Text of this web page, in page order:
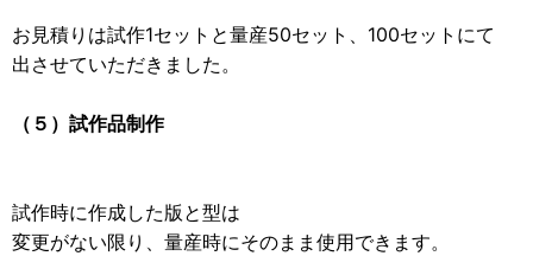
お見積りは試作1セットと量産50セット、100セットにて
出させていただきました。
（５）試作品制作
試作時に作成した版と型は
変更がない限り、量産時にそのまま使用できます。